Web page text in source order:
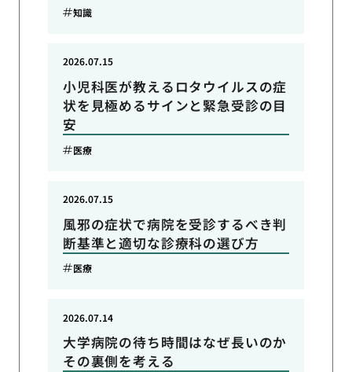
知識
小児科医が教えるロタウイルスの症
状を見極めるサインと緊急受診の目
安
2026.07.15
医療
風邪の症状で病院を受診するべき判
断基準と適切な診療科の選び方
2026.07.15
医療
大学病院の待ち時間はなぜ長いのか
その裏側を考える
2026.07.14